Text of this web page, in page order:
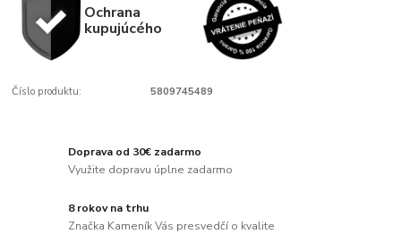
Ochrana
kupujúcého
Číslo produktu: 5809745489
Doprava od 30€ zadarmo
Využite dopravu úplne zadarmo
8 rokov na trhu
Značka Kameník Vás presvedčí o kvalite